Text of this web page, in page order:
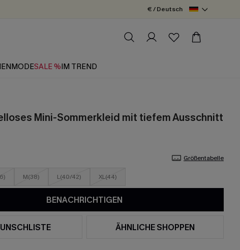
€ / Deutsch
SALE %IM TREND
Mini-Sommerkleid mit tiefem Ausschnitt
Größentabelle
M(38) L(40/42) XL(44)
BENACHRICHTIGEN
ÄHNLICHE SHOPPEN